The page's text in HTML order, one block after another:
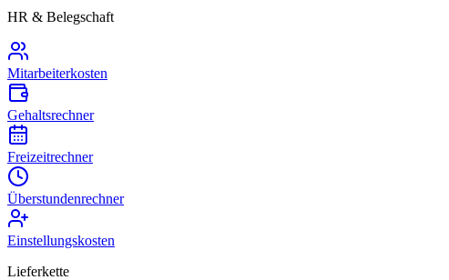
HR & Belegschaft
Mitarbeiterkosten
Gehaltsrechner
Freizeitrechner
Überstundenrechner
Einstellungskosten
Lieferkette